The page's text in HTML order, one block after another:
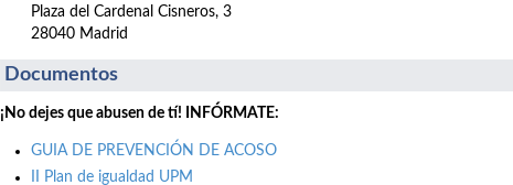
Plaza del Cardenal Cisneros, 3
28040 Madrid
Documentos
¡No dejes que abusen de tí! INFÓRMATE:
GUIA DE PREVENCIÓN DE ACOSO
II Plan de igualdad UPM